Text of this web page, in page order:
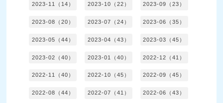
2023-11（14） 2023-10（22） 2023-09（23）
2023-08（20） 2023-07（24） 2023-06（35）
2023-05（44） 2023-04（43） 2023-03（45）
2023-02（40） 2023-01（40） 2022-12（41）
2022-11（40） 2022-10（45） 2022-09（45）
2022-08（44） 2022-07（41） 2022-06（43）